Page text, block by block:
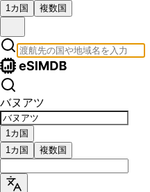
1カ国 複数国
バヌアツ
1カ国
1カ国
複数国